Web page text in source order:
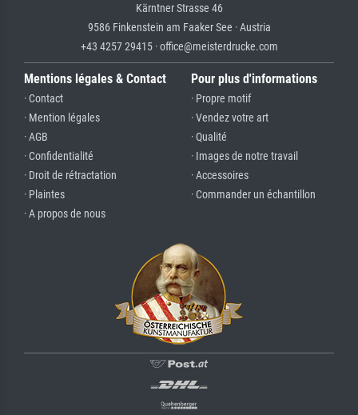
Kärntner Strasse 46
9586 Finkenstein am Faaker See · Austria
+43 4257 29415 · office@meisterdrucke.com
Mentions légales & Contact
· Contact
· Mention légales
· AGB
· Confidentialité
· Droit de rétractation
· Plaintes
· A propos de nous
Pour plus d'informations
· Propre motif
· Vendez votre art
· Qualité
· Images de notre travail
· Accessoires
· Commander un échantillon